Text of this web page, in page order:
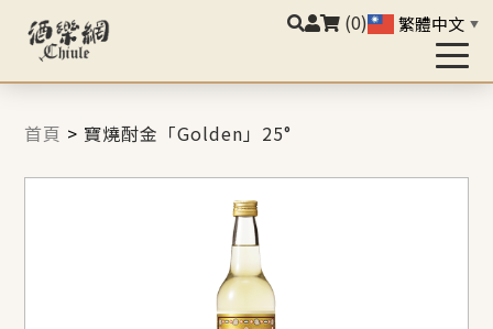
(0) 繁體中文 ▼
首頁 > 寶燒酎金「Golden」25°